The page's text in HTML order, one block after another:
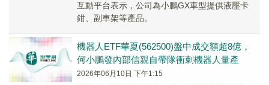
互動平台表示，公司為小鵬GX車型提供液壓卡
鉗、副車架等產品。
機器人ETF華夏(562500)盤中成交額超8億，
何小鵬發內部信親自帶隊衝刺機器人量產
2026年06月10日 下午1:15